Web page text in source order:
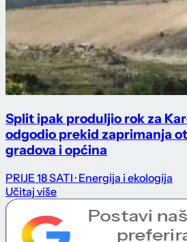
Split ipak produljio rok za
odgodio prekid zaprimanja
gradova i općina
PRIJE 18 SATI · Energija i ekologija
Učitaj više